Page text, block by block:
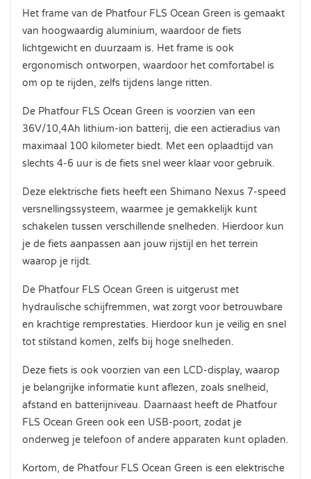
Het frame van de Phatfour FLS Ocean Green is gemaakt
van hoogwaardig aluminium, waardoor de fiets
lichtgewicht en duurzaam is. Het frame is ook
ergonomisch ontworpen, waardoor het comfortabel is
om op te rijden, zelfs tijdens lange ritten.
De Phatfour FLS Ocean Green is voorzien van een
36V/10,4Ah lithium-ion batterij, die een actieradius van
maximaal 100 kilometer biedt. Met een oplaadtijd van
slechts 4-6 uur is de fiets snel weer klaar voor gebruik.
Deze elektrische fiets heeft een Shimano Nexus 7-speed
versnellingssysteem, waarmee je gemakkelijk kunt
schakelen tussen verschillende snelheden. Hierdoor kun
je de fiets aanpassen aan jouw rijstijl en het terrein
waarop je rijdt.
De Phatfour FLS Ocean Green is uitgerust met
hydraulische schijfremmen, wat zorgt voor betrouwbare
en krachtige remprestaties. Hierdoor kun je veilig en snel
tot stilstand komen, zelfs bij hoge snelheden.
Deze fiets is ook voorzien van een LCD-display, waarop
je belangrijke informatie kunt aflezen, zoals snelheid,
afstand en batterijniveau. Daarnaast heeft de Phatfour
FLS Ocean Green ook een USB-poort, zodat je
onderweg je telefoon of andere apparaten kunt opladen.
Kortom, de Phatfour FLS Ocean Green is een elektrische